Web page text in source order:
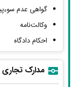
گواهی عدم
وکالت‌نامه
احکام دادگاه
مدارک تجاری